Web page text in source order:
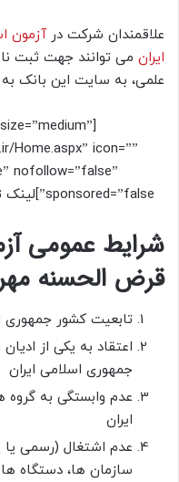
علاقمندان شرکت درآزمون
ایران می توانند جهت ثبت
علمی، به سایت این بانک
Home.aspx” icon=””
nofollow=”false”
sponsored=”false”]لینک ثبت نام آزمون استخدامی[/button]
شرایط عمومی
قرض الحسنه مهر
تابعیت کشور جمهوری
اعتقاد به یکی از
جمهوری اسلامی ایران
عدم وابستگی به
ایران
عدم اشتغال (رسمی
سازمان ها، دستگاه